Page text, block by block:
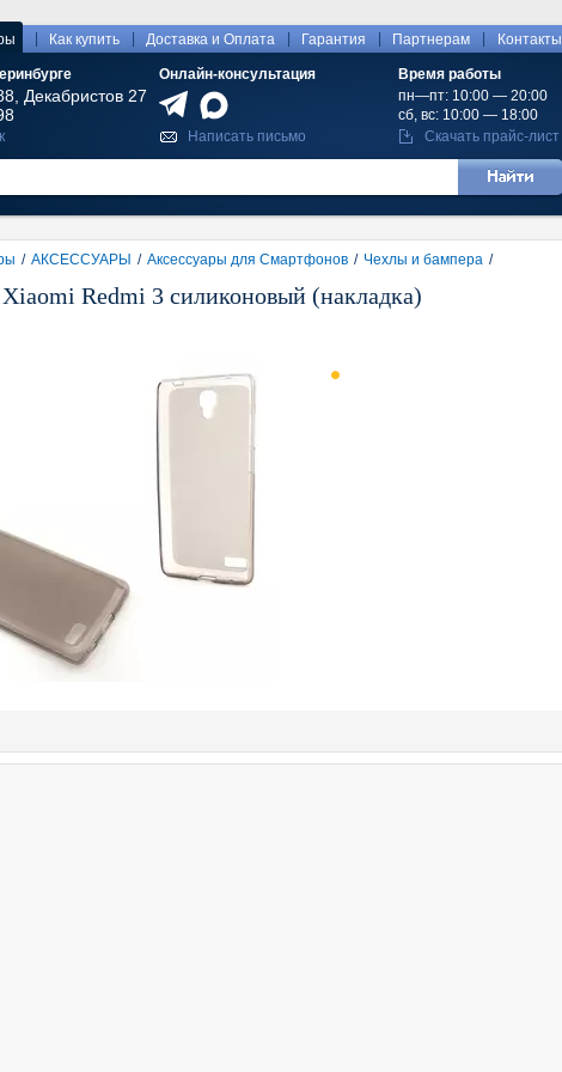
Как купить Доставка и Оплата Гарантия Партнерам Контакты
Декабристов 27
Онлайн-консультация
Время работы
пн—пт: 10:00 — 20:00
сб, вс: 10:00 — 18:00
Написать письмо Скачать прайс-лист
/ АКСЕССУАРЫ / Аксессуары для Смартфонов / Чехлы и бампера /
Redmi 3 силиконовый (накладка)